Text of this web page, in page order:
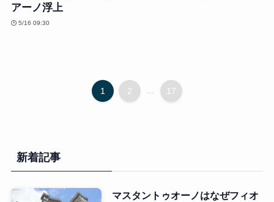
アーノ浮上
5/16 09:30
1 2 ... 17
新着記事
マスタントゥオーノはなぜフィオ